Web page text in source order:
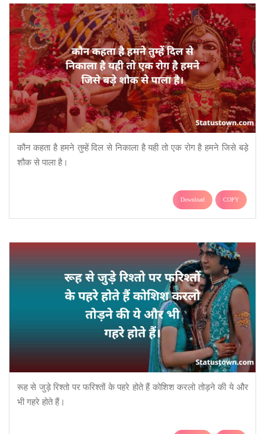
कौन कहता है हमने तुम्हें दिल से निकाला है यही तो एक रोग है हमने जिसे बड़े
शौक से पाला है।
Download COPY
रूह से जुड़े रिश्तो पर फरिश्तों के पहरे होते हैं कोशिश करलो तोड़ने की ये और
भी गहरे होते हैं।